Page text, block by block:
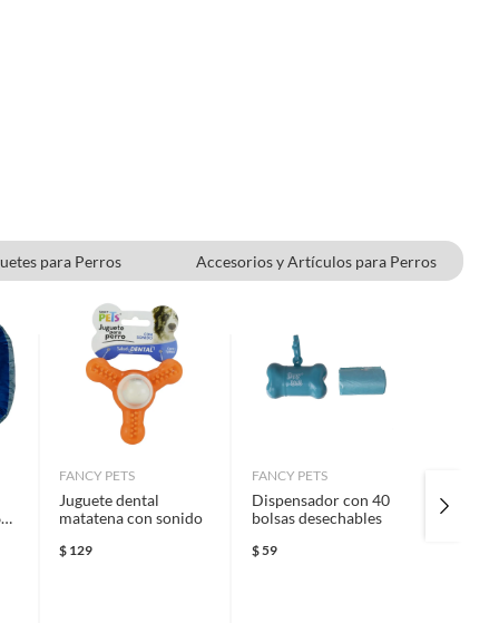
para Perros
Accesorios y Artículos para Perros
FANCY PETS
Juguete dental
matatena con sonido
$ 129
FANCY PETS
Dispensador con 40
bolsas desechables
$59
Beast
de